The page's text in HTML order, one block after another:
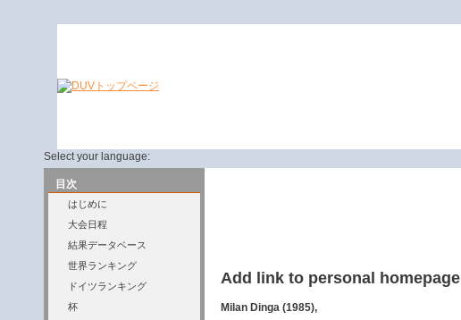
Select your language:
目次
はじめに
大会日程
結果データベース
世界ランキング
ドイツランキング
杯
Add link to personal homepage
Milan Dinga (1985),